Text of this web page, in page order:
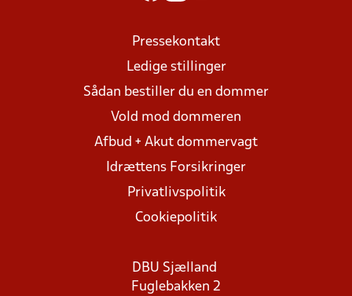
Pressekontakt
Ledige stillinger
Sådan bestiller du en dommer
Vold mod dommeren
Afbud + Akut dommervagt
Idrættens Forsikringer
Privatlivspolitik
Cookiepolitik
DBU Sjælland
Fuglebakken 2